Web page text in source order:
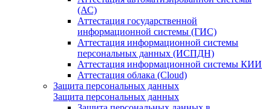
(АС)
Аттестация государственной
информационной системы (ГИС)
Аттестация информационной системы
персональных данных (ИСПДН)
Аттестация информационной системы КИИ
Аттестация облака (Cloud)
Защита персональных данных
Защита персональных данных